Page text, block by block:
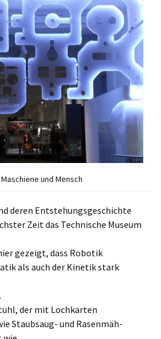
und Mensch
deren Entstehungsgeschichte
Zeit das Technische Museum
gezeigt, dass Robotik
als auch der Kinetik stark
der mit Lochkarten
Staubsaug- und Rasenmäh-